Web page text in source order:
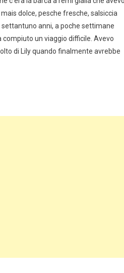
dolce, pesche fresche, salsiccia
anni, a poche settimane
un viaggio difficile. Avevo
di Lily quando finalmente avrebbe